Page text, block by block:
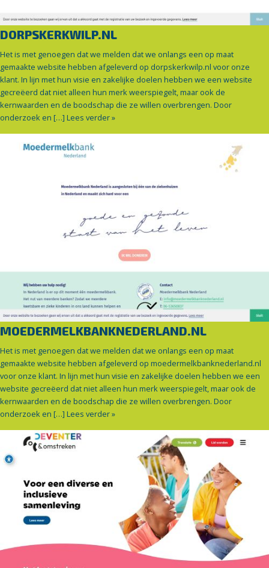
DORPSKERKWILP.NL
Het is met genoegen dat we melden dat we onlangs een op maat
gemaakte website hebben afgeleverd op dorpskerkwilp.nl voor onze
klant. In lijn met hun visie en zakelijke doelen hebben we een website
gecreëerd dat niet alleen hun merk weerspiegelt, maar ook de
kernwaarden en de boodschap die ze willen overbrengen. Door
onderzoek en […] Lees verder »
MOEDERMELKBANKNEDERLAND.NL
Het is met genoegen dat we melden dat we onlangs een op maat
gemaakte website hebben afgeleverd op moedermelkbanknederland.nl
voor onze klant. In lijn met hun visie en zakelijke doelen hebben we een
website gecreëerd dat niet alleen hun merk weerspiegelt, maar ook de
kernwaarden en de boodschap die ze willen overbrengen. Door
onderzoek en […] Lees verder »